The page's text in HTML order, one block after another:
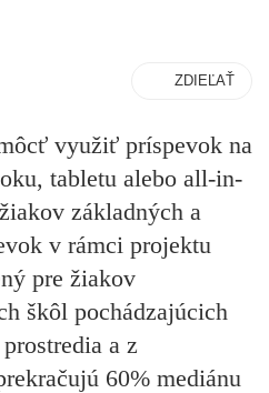
ZDIEĽAŤ
využiť príspevok na
tabletu alebo all-in-
základných a
v rámci projektu
pre žiakov
škôl pochádzajúcich
a z
60% mediánu